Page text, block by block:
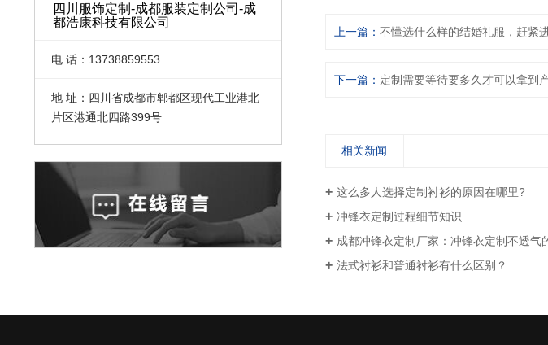
四川服饰定制-成都服装定制公司-成
都浩康科技有限公司
电 话：13738859553
地 址：四川省成都市郫都区现代工业港北
片区港通北四路399号
上一篇： 不懂选什么样的结婚礼服，赶紧
下一篇： 定制需要等待要多久才可以拿到
相关新闻
这么多人选择定制衬衫的原因在哪里?
冲锋衣定制过程细节知识
成都冲锋衣定制厂家：冲锋衣定制不透气
法式衬衫和普通衬衫有什么区别？